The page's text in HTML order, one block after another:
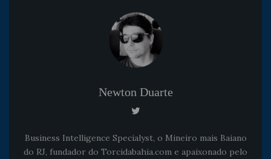
Newton Duarte
Business Intelligence Specialyst, o Mineiro mais Baiano
do RJ, fundador do Torcidabahia.com e apaixonado pelo